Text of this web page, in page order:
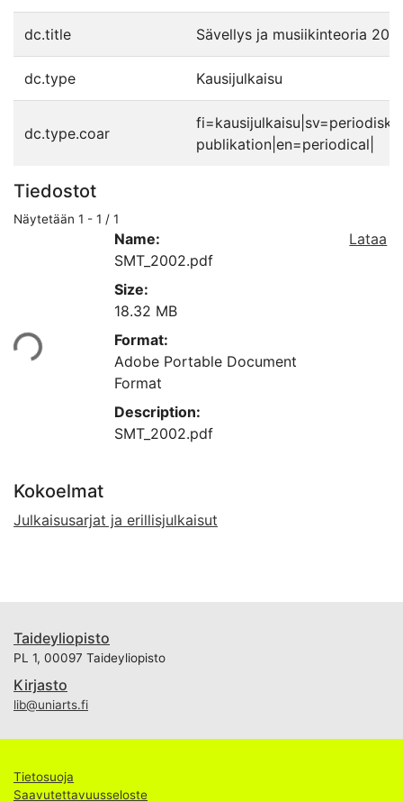
dc.title Sävellys ja musiikinteoria
dc.type Kausijulkaisu
dc.type.coar
fi=kausijulkaisu|sv=periodisk
publikation|en=periodical|
Tiedostot
Näytetään 1 - 1 / 1
Name:
SMT_2002.pdf
Size:
18.32 MB
Format:
Adobe Portable Document
Format
Description:
SMT_2002.pdf
Lataa
Kokoelmat
Julkaisusarjat ja erillisjulkaisut
Taideyliopisto
PL 1, 00097 Taideyliopisto
Kirjasto
lib@uniarts.fi
Tietosuoja
Saavutettavuusseloste